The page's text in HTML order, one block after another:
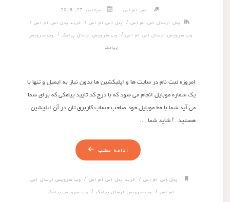
اس ام اس سپتامبر 27, 2018
پنل ارسال اس ام اس/ پنل اس ام اس/ خرید پنل اس ام اس/
وب سرویس ارسال اس ام اس/ وب سرویس ارسال پیامک / وب سرویس
پیامک
امروزه ثبت نام در سایت ها و اپلیکشین ها بدون نیاز به ایمیل و تنها با
یک شماره موبایل انجام می شود که با درج کد تایید پیامکی که برای شما
می آید شما با خط موبایل خود صاحب حساب کاربری تان در آن اپلیشین
هستید . ! شاید شما …
ادامه مطلب
پنل اس ام اس/ خرید پنل اس ام اس/ وب سرویس ارسال اس
ام اس / وب سرویس ارسال پیامک/ وب سرویس پیامک